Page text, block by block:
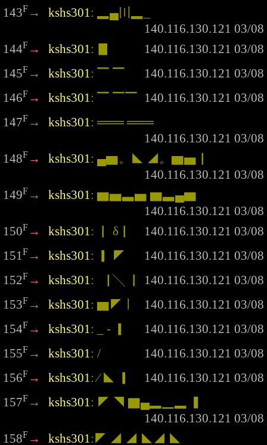
143F → kshs301: ▂▄〣▂_
144F → kshs301: ▊
145F → kshs301: ▔ ▔
146F → kshs301: ▔ ▔▔
147F → kshs301: ═══ ═══
148F → kshs301: ▄▆。◣ ◢。▆▅▏
149F → kshs301: ▆▅▃▅ ▆▃▄▆
150F → kshs301: ▏ δ▏
151F → kshs301: ▎ ◤
152F → kshs301: ▕ ╲ ▏
153F → kshs301: ▆◤ ∣
154F → kshs301: _ - ▎
155F → kshs301: /
156F → kshs301: ∕ ◣ ▎
157F → kshs301: ◤ ◥ ▇▄▂▁▂ ▍
158F → kshs301:◤ ◢ ◢ ◣◢ ◣